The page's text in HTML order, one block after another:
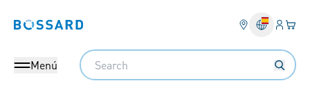
Bossard homepage
Menú
Search